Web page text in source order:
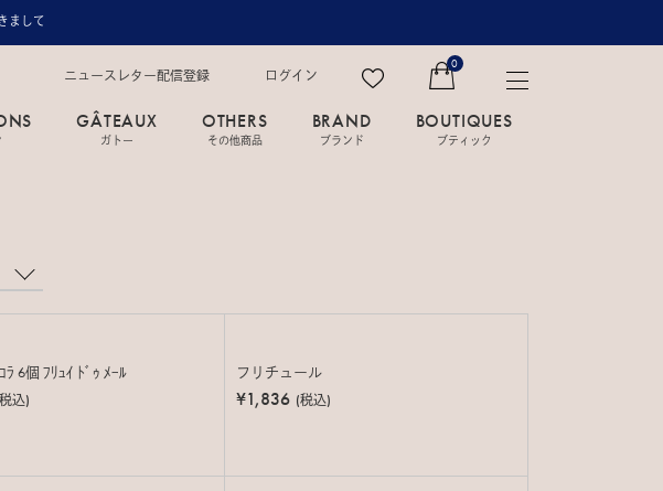
まして
ニュースレター配信登録 ログイン
0
GÂTEAUX
ガトー
OTHERS
その他商品
BRAND
ブランド
BOUTIQUES
ブティック
ﾗ 6個 ﾌﾘｭｲ ﾄﾞｩ ﾒｰﾙ
込)
フリチュール
¥1,836 (税込)